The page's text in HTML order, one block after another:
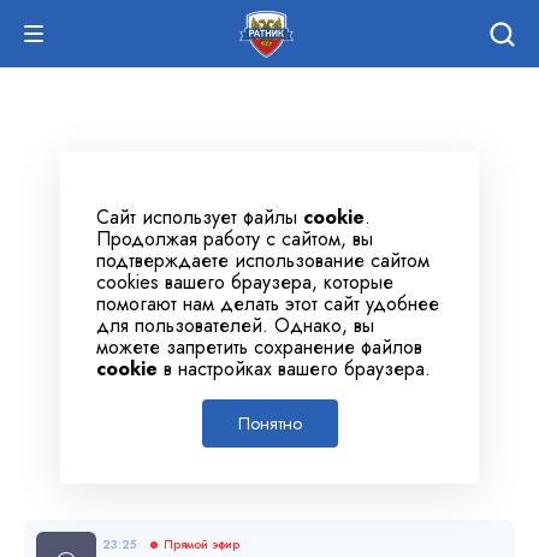
Сайт использует файлы cookie.
Продолжая работу с сайтом, вы
подтверждаете использование сайтом
cookies вашего браузера, которые
помогают нам делать этот сайт удобнее
для пользователей. Однако, вы
можете запретить сохранение файлов
cookie в настройках вашего браузера.
Понятно
23:25 Прямой эфир